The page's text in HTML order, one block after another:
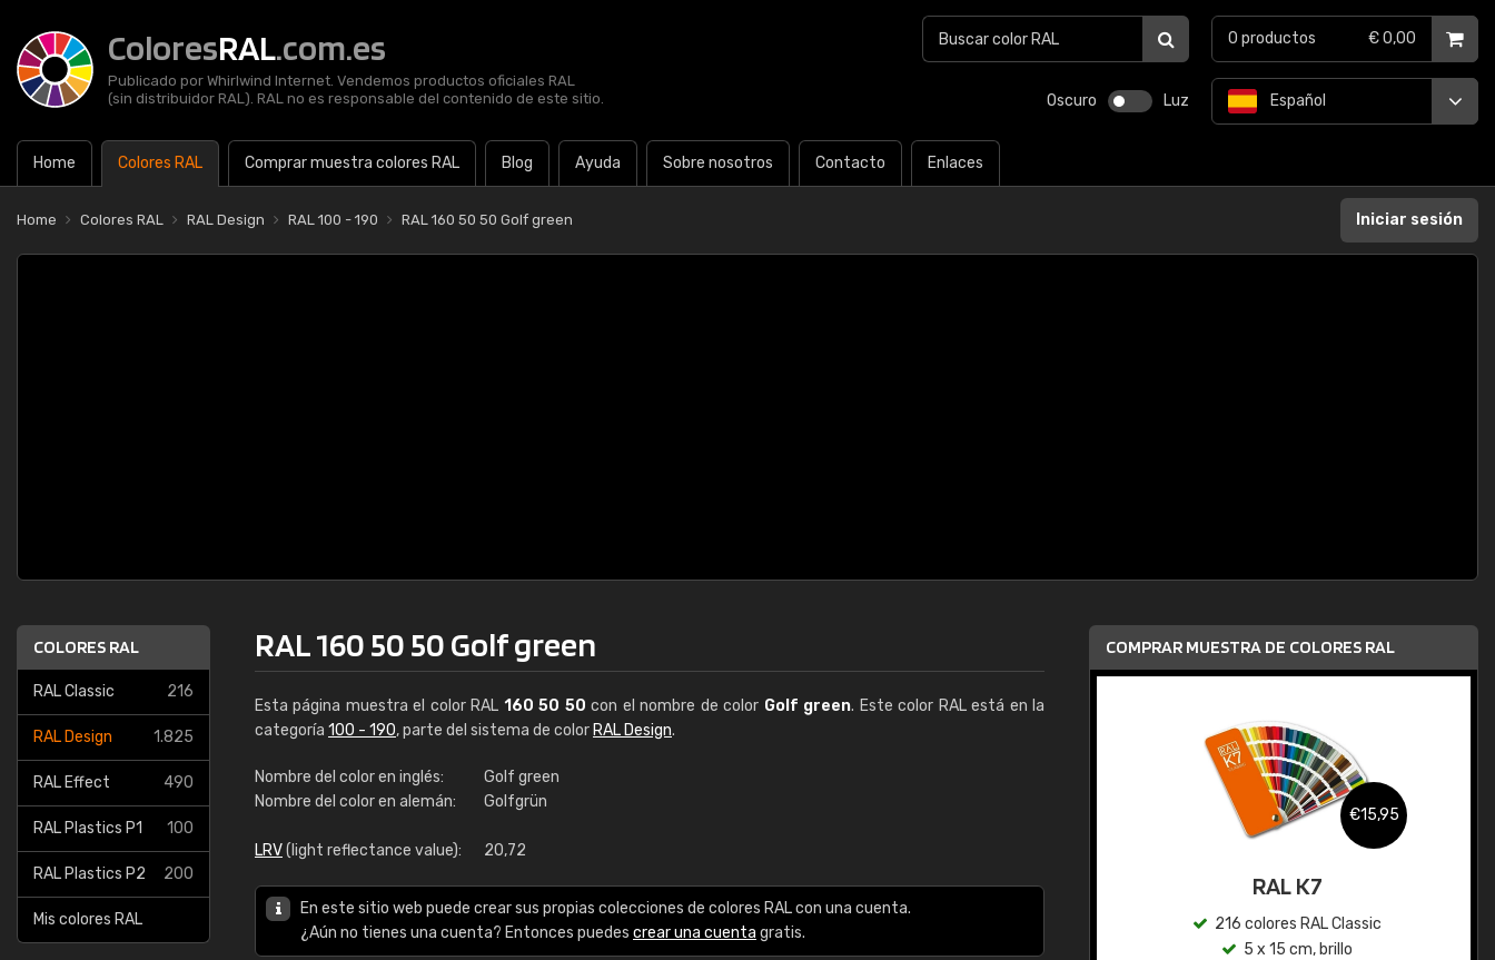
ColoresRAL.com.es
Publicado por Whirlwind Internet. Vendemos productos oficiales RAL
(sin distribuidor RAL). RAL no es responsable del contenido de este sitio.
Oscuro Luz
Home Colores RAL Comprar muestra colores RAL Blog Ayuda Sobre nosotros Contacto Enlaces
Español
0 productos € 0,00
Home Colores RAL RAL Design RAL 100 - 190 RAL 160 50 50 Golf green Iniciar sesión
COLORES RAL
RAL Classic 216
RAL Design 1.825
RAL Effect 490
RAL Plastics P1 100
RAL Plastics P2 200
Mis colores RAL
RAL 160 50 50 Golf green
Esta página muestra el color RAL 160 50 50 con el nombre de color Golf green. Este color RAL está en la
categoría 100 - 190, parte del sistema de color RAL Design.
Nombre del color en inglés:
Golf green
Nombre del color en alemán:
Golfgrün
LRV(light reflectance value): 20,72
En este sitio web puede crear sus propias colecciones de colores RAL con una cuenta.
¿Aún no tienes una cuenta? Entonces puedes crear una cuenta gratis.
COMPRAR MUESTRA DE COLORES RAL
RAL K7 a base de agua
€15,95
RAL K7
216 colores RAL Classic
5 x 15 cm, brillo